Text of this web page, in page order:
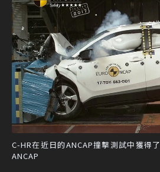
C-HR在近日的ANCAP撞擊測試中獲得
ANCAP